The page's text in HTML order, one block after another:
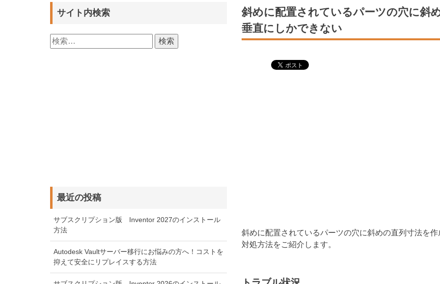
斜めに配置されているパーツの穴に斜
垂直にしかできない
斜めに配置されているパーツの穴に斜めの直列寸法を
対処方法をご紹介します。
サイト内検索
検
索:
最近の投稿
サブスクリプション版 Inventor 2027のインストール
方法
Autodesk Vaultサーバー移行にお悩みの方へ！コストを
抑えて安全にリプレイスする方法